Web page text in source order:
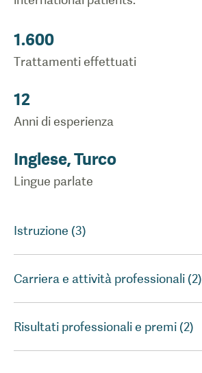
1.600
Trattamenti effettuati
12
Anni di esperienza
Inglese, Turco
Lingue parlate
Istruzione (3)
Carriera e attività professionali (2)
Risultati professionali e premi (2)